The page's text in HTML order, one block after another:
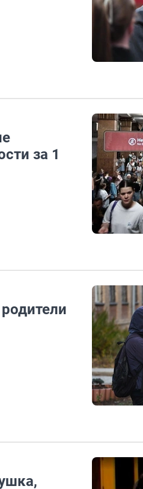
за 1